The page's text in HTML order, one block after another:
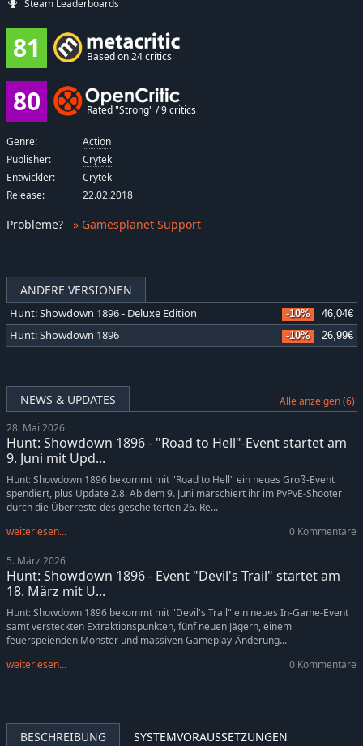
ANDERE VERSIONEN
Hunt: Showdown 1896 - Deluxe Edition -10% 46,04€
Hunt: Showdown 1896 -10% 26,99€
NEWS & UPDATES Alle anzeigen (6)
28. Mai 2026
Hunt: Showdown 1896 - "Road to Hell"-Event startet am
9. Juni mit Upd...
Hunt: Showdown 1896 bekommt mit "Road to Hell" ein neues Groß-Event
spendiert, plus Update 2.8. Ab dem 9. Juni marschiert ihr im PvPvE-Shooter
durch die Überreste des gescheiterten 26. Re...
weiterlesen...
0 Kommentare
5. März 2026
Hunt: Showdown 1896 - Event "Devil's Trail" startet am
18. März mit U...
Hunt: Showdown 1896 bekommt mit "Devil's Trail" ein neues In-Game-Event
samt versteckten Extraktionspunkten, fünf neuen Jägern, einem
feuerspeienden Monster und massiven Gameplay-Änderung...
weiterlesen...
0 Kommentare
BESCHREIBUNG
SYSTEMVORAUSSETZUNGEN
Steam Leaderboards
81 Based on 24 critics
80 Rated "Strong" / 9 critics
Genre:
Action
Publisher:
Crytek
Entwickler:
Crytek
Release:
22.02.2018
Probleme? » Gamesplanet Support